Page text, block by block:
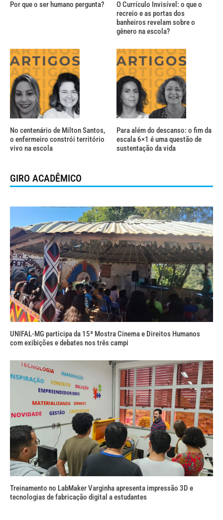
Por que o ser humano pergunta?
O Currículo Invisível: o que o
recreio e as portas dos
banheiros revelam sobre o
gênero na escola?
No centenário de Milton Santos,
o enfermeiro constrói território
vivo na escola
Para além do descanso: o fim da
escala 6×1 é uma questão de
sustentação da vida
GIRO ACADÊMICO
UNIFAL-MG participa da 15ª Mostra Cinema e Direitos Humanos
com exibições e debates nos três campi
Treinamento no LabMaker Varginha apresenta impressão 3D e
tecnologias de fabricação digital a estudantes